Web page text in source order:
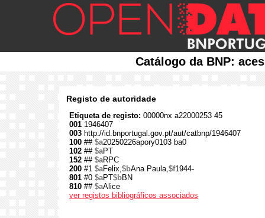
Catálogo da BNP:
Registo de autoridade
Etiqueta de registo: 00000nx a22000253 45
001 1946407
003 http://id.bnportugal.gov.pt/aut/catbnp/1946407
100 ## $a20250226apory0103 ba0
102 ## $aPT
152 ## $aRPC
200 #1 $aFelix,$bAna Paula,$f1944-
801 #0 $aPT$bBN
810 ## $aAlice
ver registos bibliográficos associados